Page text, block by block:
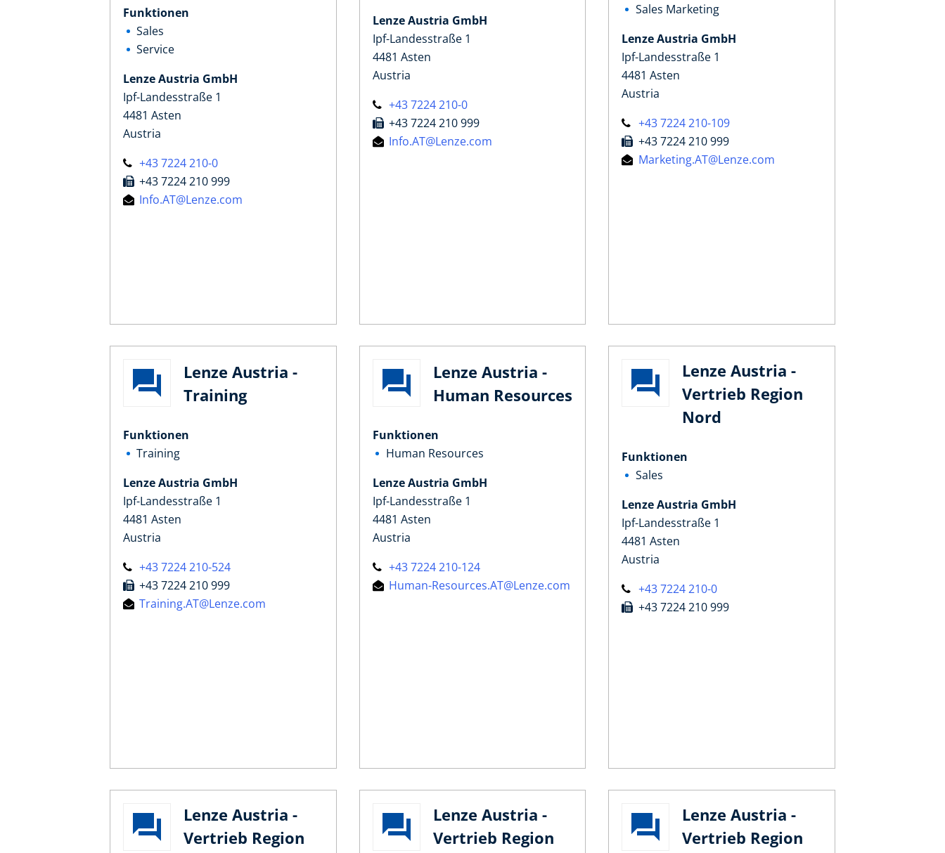
Funktionen
Sales
Service
Lenze Austria GmbH
Ipf-Landesstraße 1
4481 Asten
Austria
+43 7224 210-0
+43 7224 210 999
Info.AT@Lenze.com
Lenze Austria GmbH
Ipf-Landesstraße 1
4481 Asten
Austria
+43 7224 210-0
+43 7224 210 999
Info.AT@Lenze.com
Sales Marketing
Lenze Austria GmbH
Ipf-Landesstraße 1
4481 Asten
Austria
+43 7224 210-109
+43 7224 210 999
Marketing.AT@Lenze.com
Lenze Austria -
Training
Funktionen
Training
Lenze Austria GmbH
Ipf-Landesstraße 1
4481 Asten
Austria
+43 7224 210-524
+43 7224 210 999
Training.AT@Lenze.com
Lenze Austria -
Human Resources
Funktionen
Human Resources
Lenze Austria GmbH
Ipf-Landesstraße 1
4481 Asten
Austria
+43 7224 210-124
Human-Resources.AT@Lenze.com
Lenze Austria -
Vertrieb Region
Nord
Funktionen
Sales
Lenze Austria GmbH
Ipf-Landesstraße 1
4481 Asten
Austria
+43 7224 210-0
+43 7224 210 999
Lenze Austria -
Vertrieb Region
Lenze Austria -
Vertrieb Region
Lenze Austria -
Vertrieb Region